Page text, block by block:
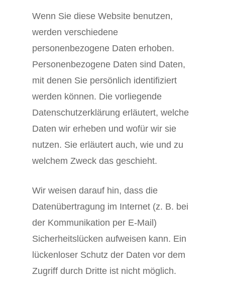
Wenn Sie diese Website benutzen,
werden verschiedene
personenbezogene Daten erhoben.
Personenbezogene Daten sind Daten,
mit denen Sie persönlich identifiziert
werden können. Die vorliegende
Datenschutzerklärung erläutert, welche
Daten wir erheben und wofür wir sie
nutzen. Sie erläutert auch, wie und zu
welchem Zweck das geschieht.
Wir weisen darauf hin, dass die
Datenübertragung im Internet (z. B. bei
der Kommunikation per E-Mail)
Sicherheitslücken aufweisen kann. Ein
lückenloser Schutz der Daten vor dem
Zugriff durch Dritte ist nicht möglich.